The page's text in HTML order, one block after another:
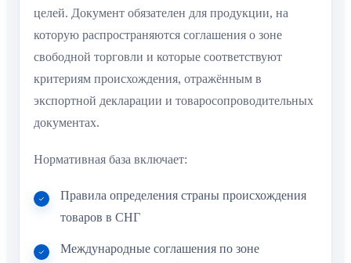
целей. Документ обязателен для продукции, на
которую распространяются соглашения о зоне
свободной торговли и которые соответствуют
критериям происхождения, отражённым в
экспортной декларации и товаросопроводительных
документах.
Нормативная база включает:
Правила определения страны происхождения
товаров в СНГ
Международные соглашения по зоне